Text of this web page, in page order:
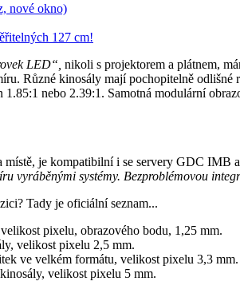
nové okno)
127 cm!
LED“, nikoli s projektorem a plátnem,
Různé kinosály mají pochopitelně
nebo 2.39:1. Samotná modulární
je kompatibilní i se servery GDC IMB
vyráběnými systémy. Bezproblémovou
Tady je oficiální seznam...
pixelu, obrazového bodu, 1,25 mm.
velikost pixelu 2,5 mm.
ve velkém formátu, velikost pixelu 3,3 mm.
velikost pixelu 5 mm.